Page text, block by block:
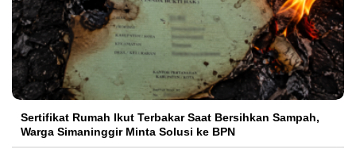
Sertifikat Rumah Ikut Terbakar Saat Bersihkan Sampah,
Warga Simaninggir Minta Solusi ke BPN